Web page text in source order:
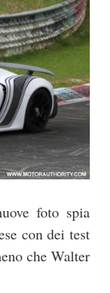
foto spia
con dei test
che Walter